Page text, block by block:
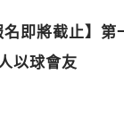
名即將截止】
以球會友